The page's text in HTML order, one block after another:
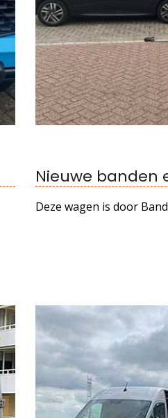
Nieuwe banden
Deze wagen is door